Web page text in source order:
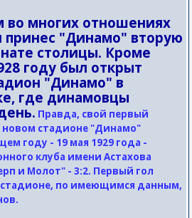
во многих отношениях
принес "Динамо" вторую
столицы. Кроме
году был открыт
"Динамо" в
где динамовцы
Правда, свой первый
стадионе "Динамо"
году - 19 мая 1929 года -
клуба имени Астахова
и Молот" - 3:2. Первый гол
по имеющимся данным,